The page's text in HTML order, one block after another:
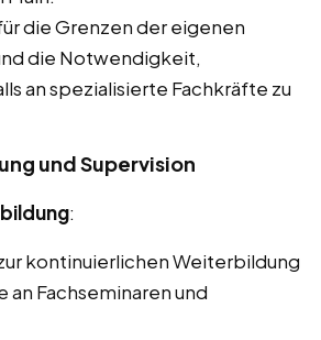
die Grenzen der eigenen
die Notwendigkeit,
an spezialisierte Fachkräfte zu
und Supervision
:
kontinuierlichen Weiterbildung
an Fachseminaren und